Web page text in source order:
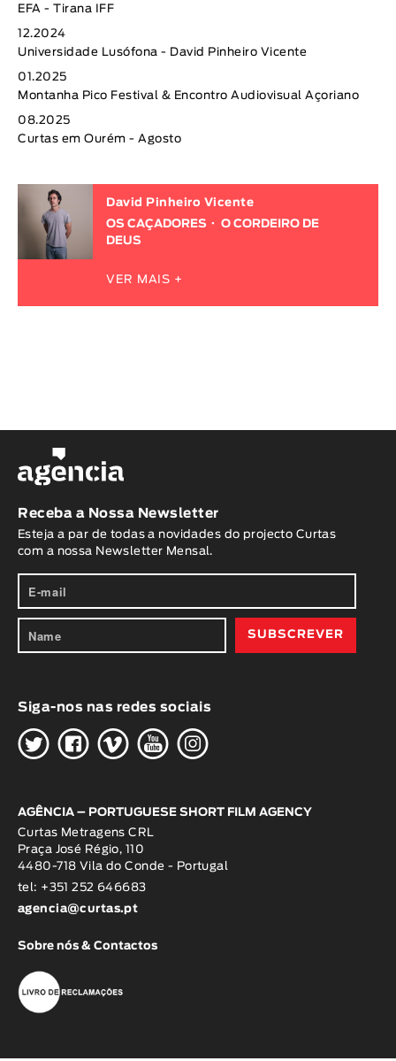
EFA - Tirana IFF
12.2024
Universidade Lusófona - David Pinheiro Vicente
01.2025
Montanha Pico Festival & Encontro Audiovisual Açoriano
08.2025
Curtas em Ourém - Agosto
David Pinheiro Vicente
OS CAÇADORES
O CORDEIRO DE
DEUS
VER MAIS +
Receba a Nossa Newsletter
Esteja a par de todas a novidades do projecto Curtas
com a nossa Newsletter Mensal.
Siga-nos nas redes sociais
HGWOK
AGÊNCIA – PORTUGUESE SHORT FILM AGENCY
Curtas Metragens CRL
Praça José Régio, 110
4480-718 Vila do Conde - Portugal
tel: +351 252 646683
agencia@curtas.pt
Sobre nós & Contactos